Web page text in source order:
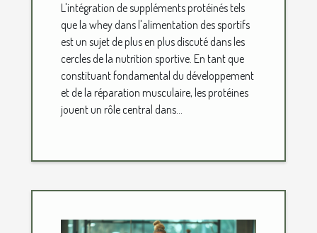
performance sportive
L'intégration de suppléments protéinés tels
que la whey dans l'alimentation des sportifs
est un sujet de plus en plus discuté dans les
cercles de la nutrition sportive. En tant que
constituant fondamental du développement
et de la réparation musculaire, les protéines
jouent un rôle central dans...